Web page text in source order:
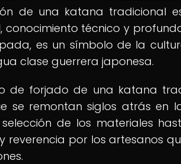
de una katana tradicional
conocimiento técnico y
es un símbolo de la
clase guerrera japonesa.
de forjado de una katana
se remontan siglos atrás en
de los materiales
reverencia por los artesanos